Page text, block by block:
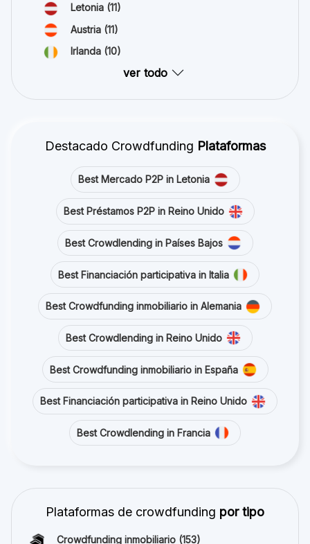
Letonia (11)
Austria (11)
Irlanda (10)
ver todo
Destacado Crowdfunding Plataformas
Best Mercado P2P in Letonia
Best Préstamos P2P in Reino Unido
Best Crowdlending in Países Bajos
Best Financiación participativa in Italia
Best Crowdfunding inmobiliario in Alemania
Best Crowdlending in Reino Unido
Best Crowdfunding inmobiliario in España
Best Financiación participativa in Reino Unido
Best Crowdlending in Francia
Plataformas de crowdfunding por tipo
Crowdfunding inmobiliario (153)